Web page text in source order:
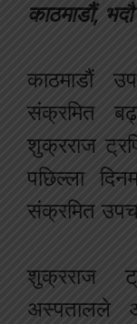
काठमाडौं,
काठमाडौं
संक्रमित
शुक्रराज
पछिल्ला
संक्रमित
शुक्रराज
अस्पतालले